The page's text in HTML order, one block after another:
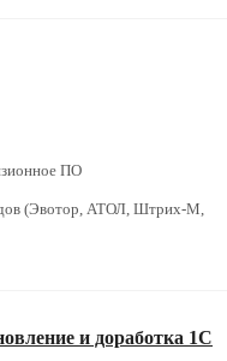
ПО
(Эвотор, АТОЛ, Штрих-М,
и доработка 1С